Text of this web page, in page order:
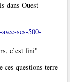
dans Ouest-
ses-500-
c’est fini"
ces questions terre